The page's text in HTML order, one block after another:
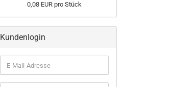
0,08 EUR pro Stück
Kundenlogin
E-
Mail-
Adresse